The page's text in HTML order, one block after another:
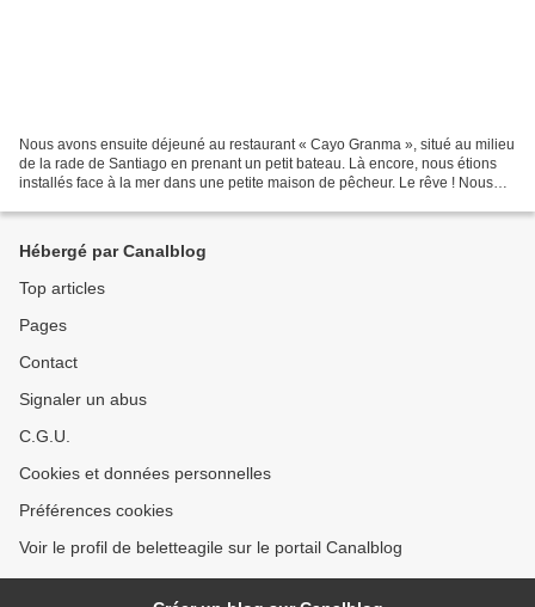
Nous avons ensuite déjeuné au restaurant « Cayo Granma », situé au milieu
de la rade de Santiago en prenant un petit bateau. Là encore, nous étions
installés face à la mer dans une petite maison de pêcheur. Le rêve ! Nous
Hébergé par Canalblog
Top articles
Pages
Contact
Signaler un abus
C.G.U.
Cookies et données personnelles
Préférences cookies
Voir le profil de beletteagile sur le portail Canalblog